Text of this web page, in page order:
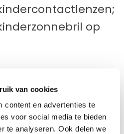
van cookies
content en advertenties te
voor social media te bieden
te analyseren. Ook delen we
op
glazen